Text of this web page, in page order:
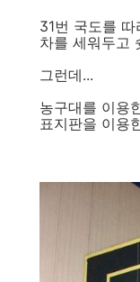
31번 국도를
차를 세워두고
그런데...
농구대를 이용
표지판을 이용